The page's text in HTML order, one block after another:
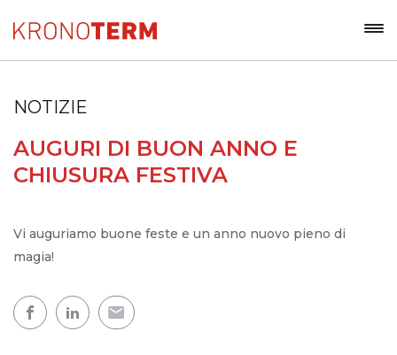
NOTIZIE
AUGURI DI BUON ANNO E
CHIUSURA FESTIVA
Vi auguriamo buone feste e un anno nuovo pieno di
magia!